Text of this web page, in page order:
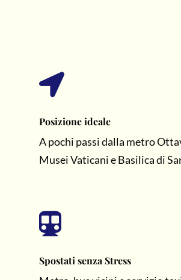

Posizione ideale
A pochi passi dalla metro
Musei Vaticani e Basilica di

Spostati senza Stress